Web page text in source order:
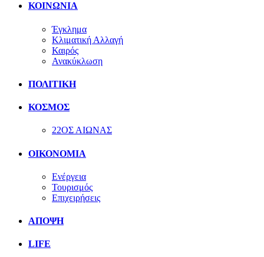
ΚΟΙΝΩΝΙΑ
Έγκλημα
Κλιματική Αλλαγή
Καιρός
Ανακύκλωση
ΠΟΛΙΤΙΚΗ
ΚΟΣΜΟΣ
22ΟΣ ΑΙΩΝΑΣ
ΟΙΚΟΝΟΜΙΑ
Ενέργεια
Τουρισμός
Επιχειρήσεις
ΑΠΟΨΗ
LIFE